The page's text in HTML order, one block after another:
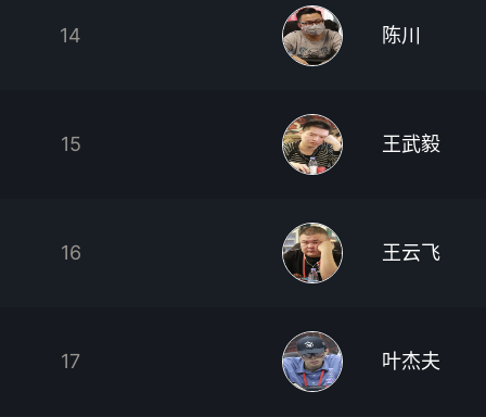
14 陈川
15 王武毅
16 王云飞
17 叶杰夫